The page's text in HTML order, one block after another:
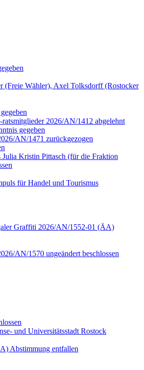
Wähler), Axel Tolksdorff (Rostocker
2026/AN/1412 abgelehnt
gegeben
AN/1471 zurückgezogen
Kristin Pittasch (für die Fraktion
für Handel und Tourismus
Graffiti 2026/AN/1552-01 (ÄA)
AN/1570 ungeändert beschlossen
und Universitätsstadt Rostock
Abstimmung entfallen